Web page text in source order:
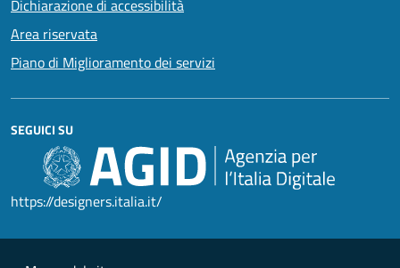
Dichiarazione di accessibilità
Area riservata
Piano di Miglioramento dei servizi
SEGUICI SU
https://designers.italia.it/